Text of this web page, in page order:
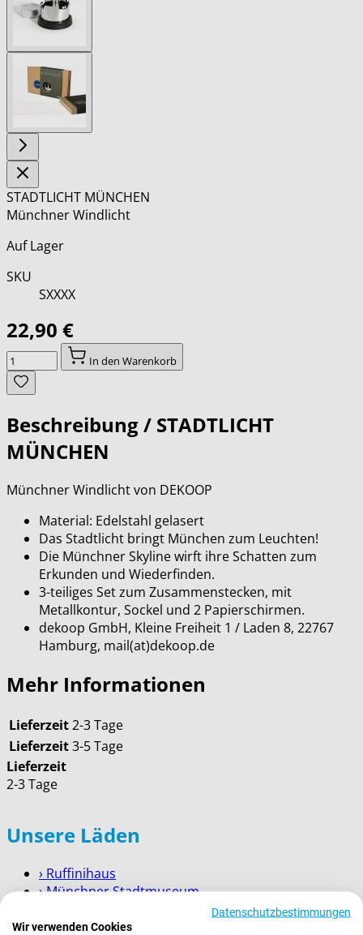
image
image
STADTLICHT MÜNCHEN
Münchner Windlicht
Auf Lager
SKU
SXXXX
22,90 €
Menge
In den Warenkorb
Beschreibung / STADTLICHT
MÜNCHEN
Münchner Windlicht von DEKOOP
Material: Edelstahl gelasert
Das Stadtlicht bringt München zum Leuchten!
Die Münchner Skyline wirft ihre Schatten zum
Erkunden und Wiederfinden.
3-teiliges Set zum Zusammenstecken, mit
Metallkontur, Sockel und 2 Papierschirmen.
dekoop GmbH, Kleine Freiheit 1 / Laden 8, 22767
Hamburg, mail(at)dekoop.de
Mehr Informationen
Lieferzeit2-3 Tage
Lieferzeit3-5 Tage
Lieferzeit
2-3 Tage
Unsere Läden
› Ruffinihaus
› Münchner Stadtmuseum
› Garmisch-Partenkirchen
Datenschutzbestimmungen
Wir verwenden Cookies